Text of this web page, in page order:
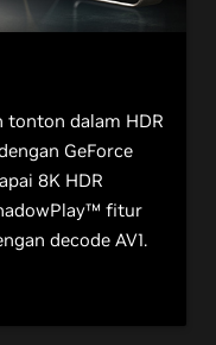
tonton dalam HDR
GeForce
8K HDR
fitur
decode AV1.